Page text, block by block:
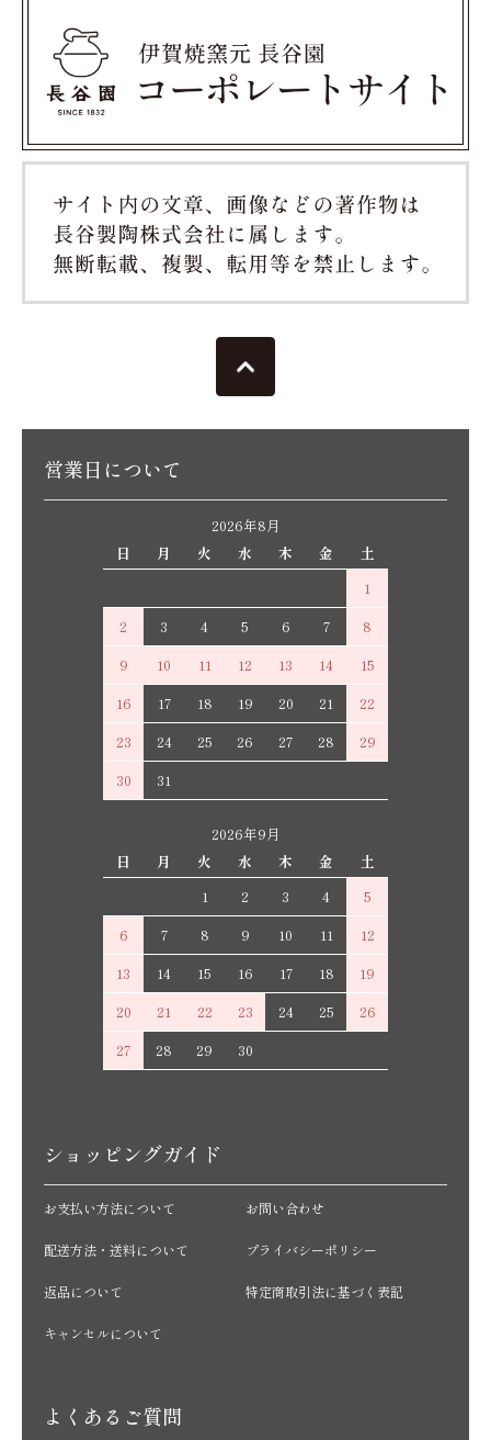
営業日について
2026年8月
日
月 火 水 木 金
土
1
2
3 4 5 6 7
8
9
10 11 12 13 14
15
16
17 18 19 20 21
22
23
24 25 26 27 28
29
30
31
2026年9月
日
月 火 水 木 金
土
1
2 3 4
5
6
7 8 9 10 11
12
13
14 15 16 17 18
19
20
21 22 23 24 25
26
27
28 29 30
ショッピングガイド
お支払い方法について
配送方法・送料について
返品について
キャンセルについて
お問い合わせ
プライバシーポリシー
特定商取引法に基づく表記
よくあるご質問